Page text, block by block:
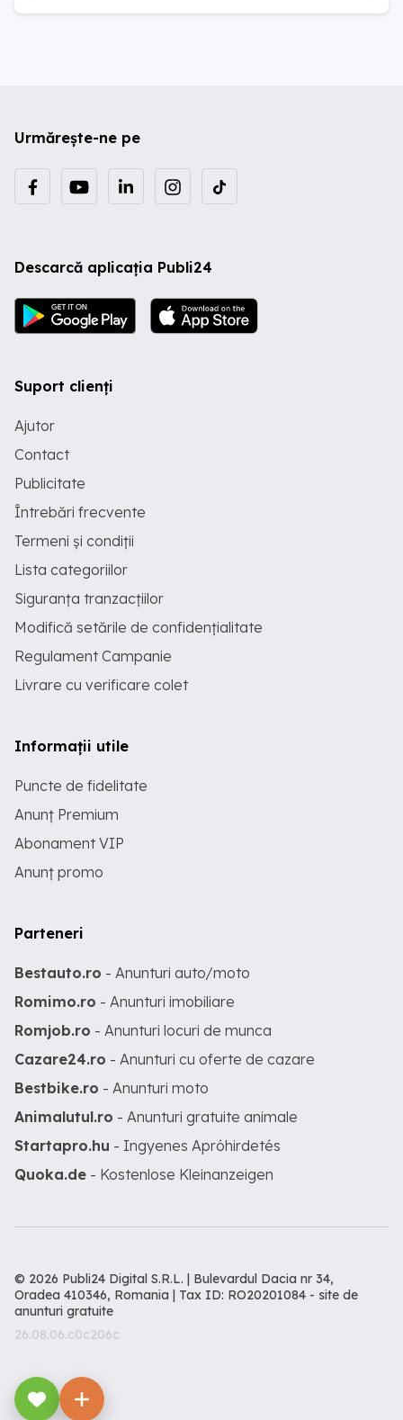
Urmărește-ne pe
Descarcă aplicația Publi24
Suport clienți
Ajutor
Contact
Publicitate
Întrebări frecvente
Termeni și condiții
Lista categoriilor
Siguranța tranzacțiilor
Modifică setările de confidențialitate
Regulament Campanie
Livrare cu verificare colet
Informații utile
Puncte de fidelitate
Anunț Premium
Abonament VIP
Anunț promo
Parteneri
Bestauto.ro - Anunturi auto/moto
Romimo.ro - Anunturi imobiliare
Romjob.ro - Anunturi locuri de munca
Cazare24.ro - Anunturi cu oferte de cazare
Bestbike.ro - Anunturi moto
Animalutul.ro - Anunturi gratuite animale
Startapro.hu - Ingyenes Apróhirdetés
Quoka.de - Kostenlose Kleinanzeigen
© 2026 Publi24 Digital S.R.L. | Bulevardul Dacia nr 34,
Oradea 410346, Romania | Tax ID: RO20201084 - site de
anunturi gratuite
26.08.06.c0c206c